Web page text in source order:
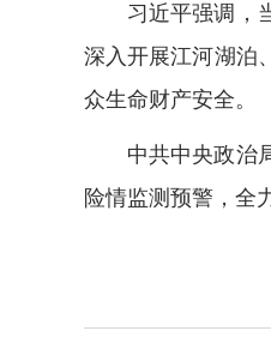
习近平强调，当
深入开展江河湖泊
众生命财产安全。
中共中央政治局
险情监测预警，全